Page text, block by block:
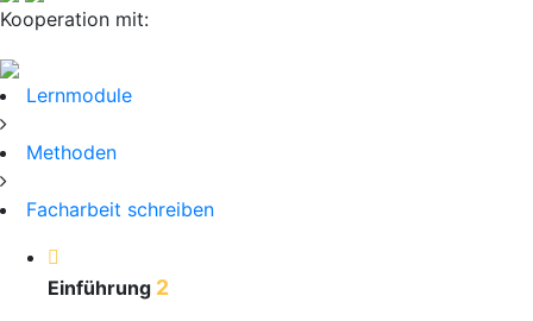
Kooperation mit:
Lernmodule
Methoden
Facharbeit schreiben
Einführung 2